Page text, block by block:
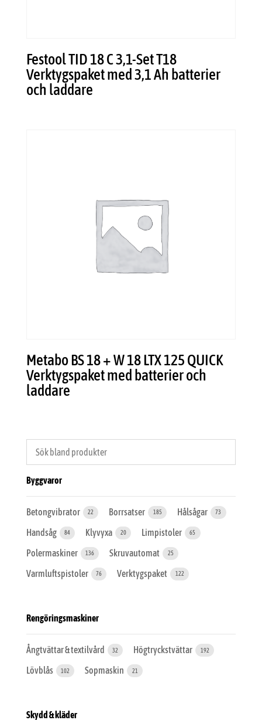
Festool TID 18 C 3,1-Set T18
Verktygspaket med 3,1 Ah batterier
och laddare
Metabo BS 18 + W 18 LTX 125 QUICK
Verktygspaket med batterier och
laddare
Byggvaror
Betongvibrator 22 Borrsatser 185 Hålsågar 73
Handsåg 84 Klyvyxa 20 Limpistoler 65
Polermaskiner 136 Skruvautomat 25
Varmluftspistoler 76 Verktygspaket 122
Rengöringsmaskiner
Ångtvättar & textilvård 32 Högtryckstvättar 192
Lövblås 102 Sopmaskin 21
Skydd & kläder